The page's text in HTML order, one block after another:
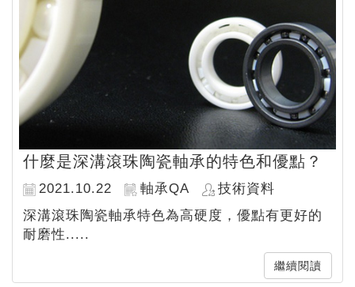
什麼是深溝滾珠陶瓷軸承的特色和優點？
2021.10.22 軸承QA
技術資料
深溝滾珠陶瓷軸承特色為高硬度，優點有更好的
耐磨性.....
繼續閱讀